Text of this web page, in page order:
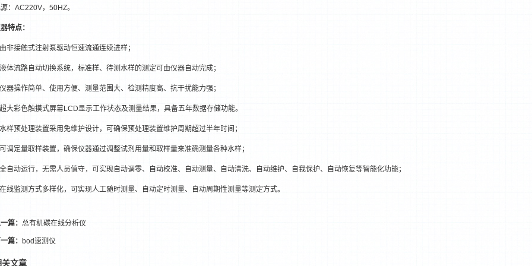
：AC220V，50HZ。
特点：
非接触式注射泵驱动恒速流通连续进样；
体流路自动切换系统，标准样、待测水样的测定可由仪器自动完成；
器操作简单、使用方便、测量范围大、检测精度高、抗干扰能力强；
大彩色触摸式屏幕LCD显示工作状态及测量结果，具备五年数据存储功能。
样预处理装置采用免维护设计，可确保预处理装置维护周期超过半年时间；
调定量取样装置，确保仪器通过调整试剂用量和取样量来准确测量各种水样；
自动运行，无需人员值守，可实现自动调零、自动校准、自动测量、自动清洗、自动维护、自我保护、自动恢复等智能化功能；
线监测方式多样化，可实现人工随时测量、自动定时测量、自动周期性测量等测定方式。
篇： 总有机碳在线分析仪
篇： bod速测仪
关文章